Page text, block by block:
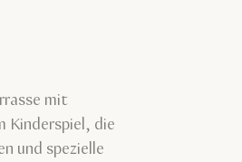
mit
Kinderspiel, die
und spezielle